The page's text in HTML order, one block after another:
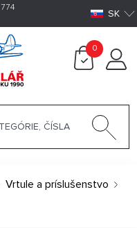
774
SK
0
Vrtule a príslušenstvo